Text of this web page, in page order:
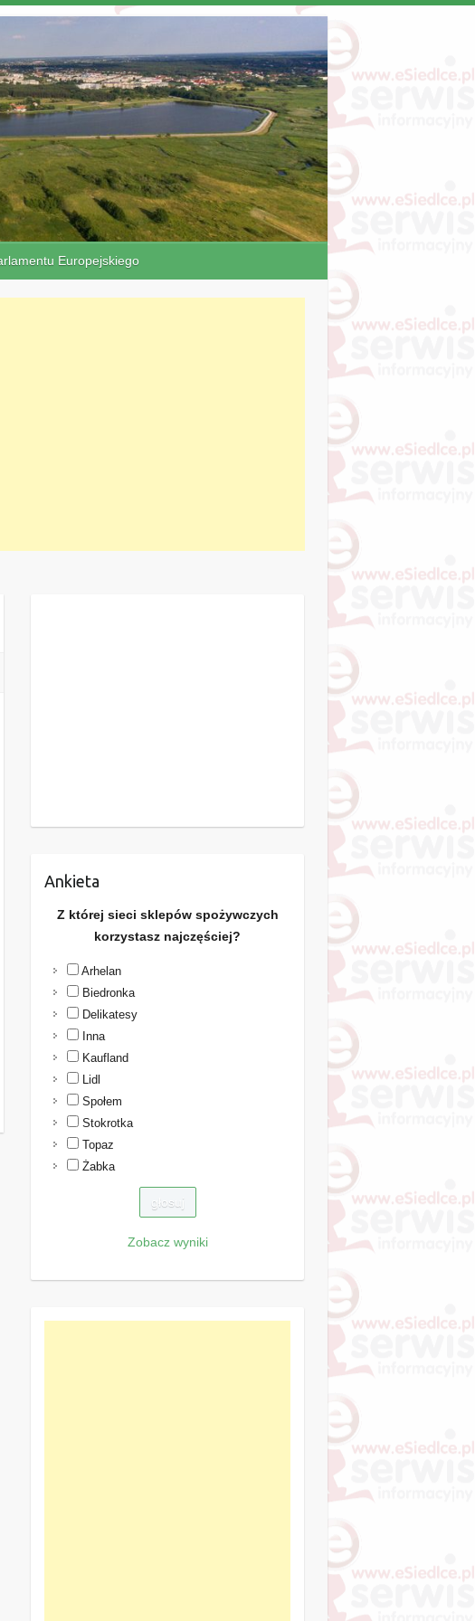
Europejskiego
Ankieta
Z której sieci sklepów spożywczych
korzystasz najczęściej?
Arhelan
Biedronka
Delikatesy
Inna
Kaufland
Lidl
Społem
Stokrotka
Topaz
Żabka
Zobacz wyniki